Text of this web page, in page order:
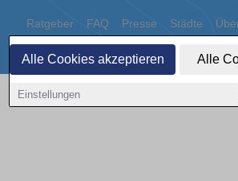
Alle Cookies akzeptieren Alle
Einstellungen
Ratgeber FAQ Presse Städte
Datenschutz Cookies
Copyright © 2000 - 2026 | 1A Infosysteme GmbH |